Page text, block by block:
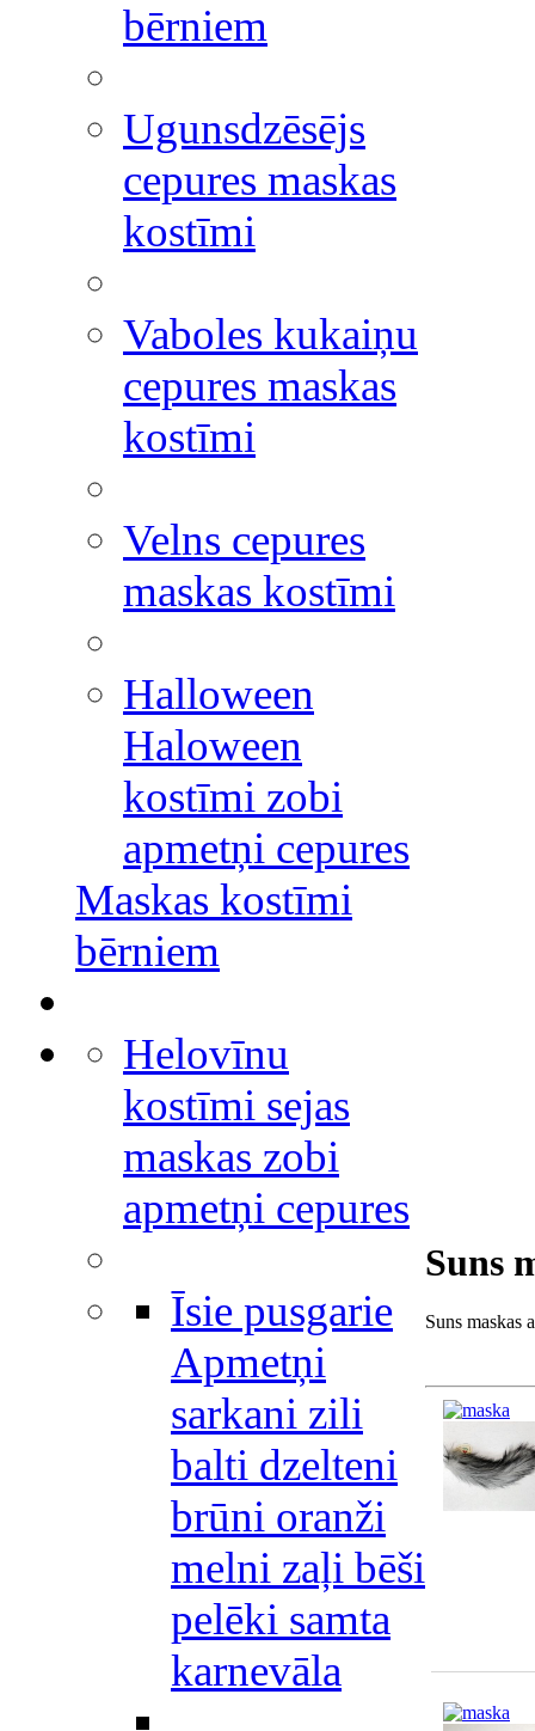
bērniem
Ugunsdzēsējs
cepures maskas
kostīmi
Vaboles kukaiņu
cepures maskas
kostīmi
Velns cepures
maskas kostīmi
Halloween
Haloween
kostīmi zobi
apmetņi cepures
Maskas kostīmi
bērniem
Helovīnu
kostīmi sejas
maskas zobi
apmetņi cepures
Īsie pusgarie
Apmetņi
sarkani zili
balti dzelteni
brūni oranži
melni zaļi bēši
pelēki samta
karnevāla
Suns
Suns maskas